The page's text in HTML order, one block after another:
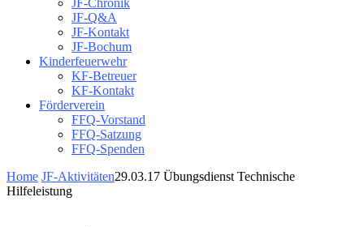
JF-Chronik
JF-Q&A
JF-Kontakt
JF-Bochum
Kinderfeuerwehr
KF-Betreuer
KF-Kontakt
Förderverein
FFQ-Vorstand
FFQ-Satzung
FFQ-Spenden
Home JF-Aktivitäten29.03.17 Übungsdienst Technische
Hilfeleistung